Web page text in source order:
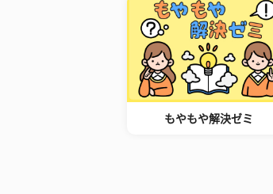
もやもや解決ゼミ